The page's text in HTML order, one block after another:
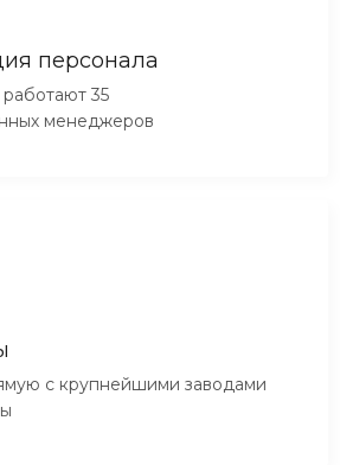
персонала
35
менеджеров
с крупнейшими заводами